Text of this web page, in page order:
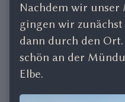
Nachdem wir
gingen wir
dann durch den
schön an der
Elbe.